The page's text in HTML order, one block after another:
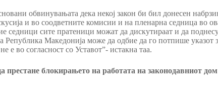
обвинувањата дека некој закон би бил донесен
и во соодветните комисии и на пленарна седница во
седници сите пратеници можат да дискутираат и да
Република Македонија може да одбие да го потпише указот
е во согласност со Уставот”- истакна таа.
престане блокирањето на работата на законодавниот